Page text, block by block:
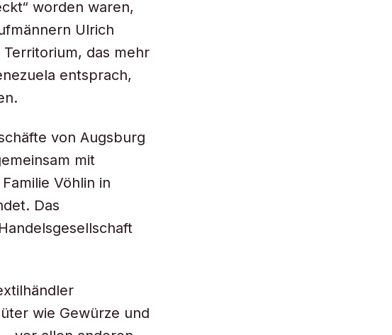
worden waren,
Ulrich
das mehr
entsprach,
von Augsburg
mit
Vöhlin in
Das
wie Gewürze und